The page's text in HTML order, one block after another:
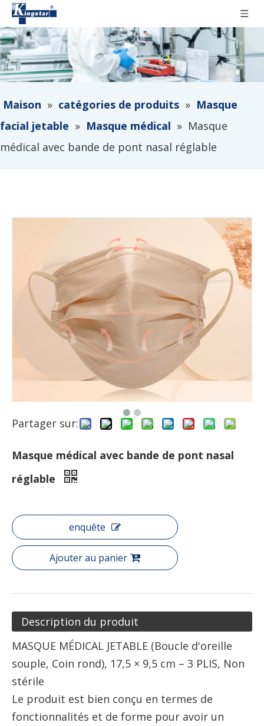
Maison » catégories de produits » Masque
facial jetable » Masque médical » Masque
médical avec bande de pont nasal réglable
Partager sur:
Masque médical avec bande de pont nasal
réglable
enquête
Ajouter au panier
Description du produit
MASQUE MÉDICAL JETABLE (Boucle d'oreille
souple, Coin rond), 17,5 × 9,5 cm – 3 PLIS, Non
stérile
Le produit est bien conçu en termes de
fonctionnalités et de forme pour avoir un